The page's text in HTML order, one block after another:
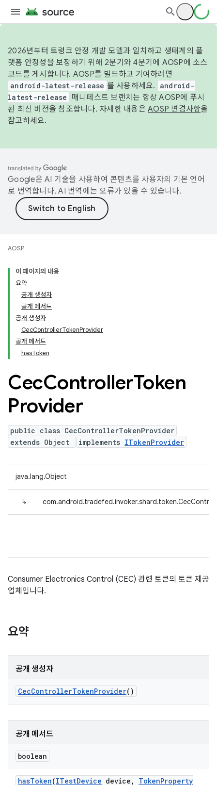
2026년부터 트렁크 안정 개발 모델과 일치하고 생태계의 플
랫폼 안정성을 보장하기 위해 2분기와 4분기에 AOSP에 소스
코드를 게시합니다. AOSP를 빌드하고 기여하려면
android-latest-release 를 사용하세요.
android-
latest-release
매니페스트 브랜치는 항상 AOSP에 푸시
된 최신 버전을 참조합니다. 자세한 내용은 AOSP 변경사항을
참고하세요.
Google은 AI 기술을 사용하여 콘텐츠를 사용자의 기본 언어
로 번역합니다. AI 번역에는 오류가 있을 수 있습니다.
AOSP
이 페이지의 내용
요약
공개 생성자
공개 메서드
공개 생성자
CecControllerTokenProvider
공개 메서드
hasToken
CecControllerToken
Provider
public class CecControllerTokenProvider
extends Object
implements ITokenProvider
java.lang.Object
↳
Consumer Electronics Control (CEC) 관련 토큰의 토큰 제공
업체입니다.
요약
공개 생성자
CecControllerTokenProvider()
공개 메서드
boolean
hasToken(ITestDevice device , TokenProperty